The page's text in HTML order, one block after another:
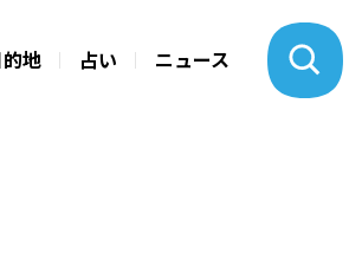
的地 占い ニュース